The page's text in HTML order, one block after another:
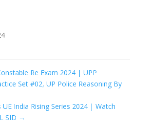
Re Exam 2024 | UPP
Set #02, UP Police Reasoning By
India Rising Series 2024 | Watch
SID →